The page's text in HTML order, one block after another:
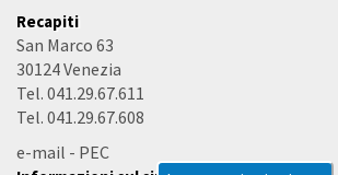
Recapiti
San Marco 63
30124 Venezia
Tel. 041.29.67.611
Tel. 041.29.67.608
e-mail - PEC